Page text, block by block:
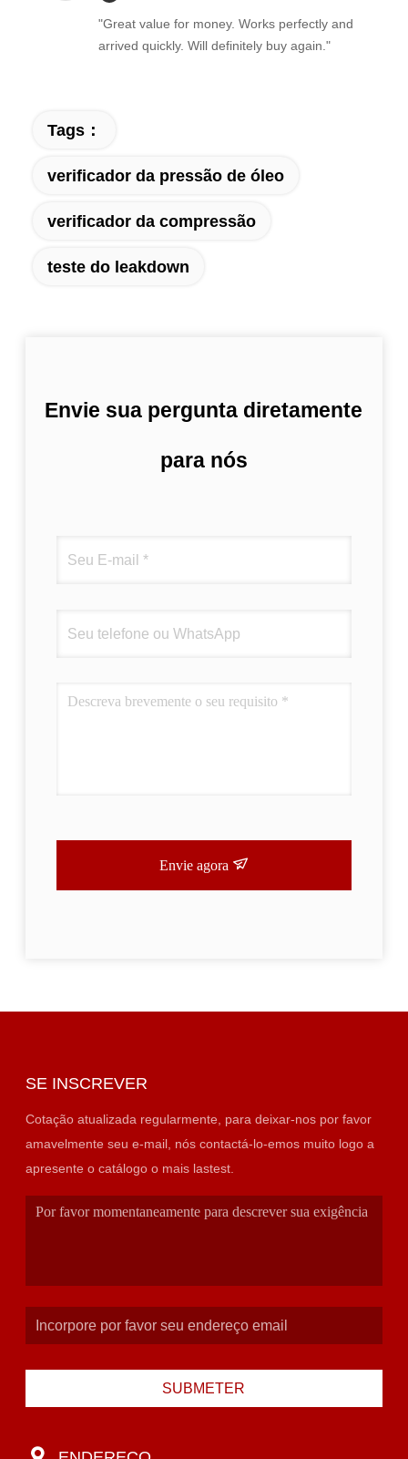
"Great value for money. Works perfectly and
arrived quickly. Will definitely buy again."
Tags：
verificador da pressão de óleo
verificador da compressão
teste do leakdown
Envie sua pergunta diretamente
para nós
Envie agora
SE INSCREVER
Cotação atualizada regularmente, para deixar-nos por favor
amavelmente seu e-mail, nós contactá-lo-emos muito logo a
apresente o catálogo o mais lastest.
SUBMETER